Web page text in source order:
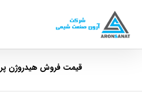
قیمت فروش هیدروژن